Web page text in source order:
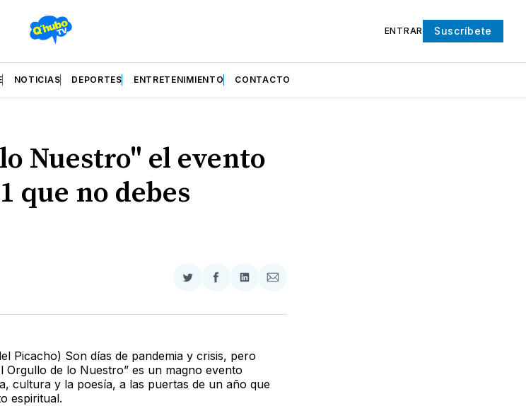
ENTRAR Suscríbete
NOTICIAS DEPORTES ENTRETENIMIENTO CONTACTO
Nuestro" el evento
que no debes
Compartir
Twitter
Compartir
Facebook
Compartir
LinkedIn
Compartir
Email
Picacho) Son días de pandemia y crisis, pero
Orgullo de lo Nuestro” es un magno evento
cultura y la poesía, a las puertas de un año que
espiritual.